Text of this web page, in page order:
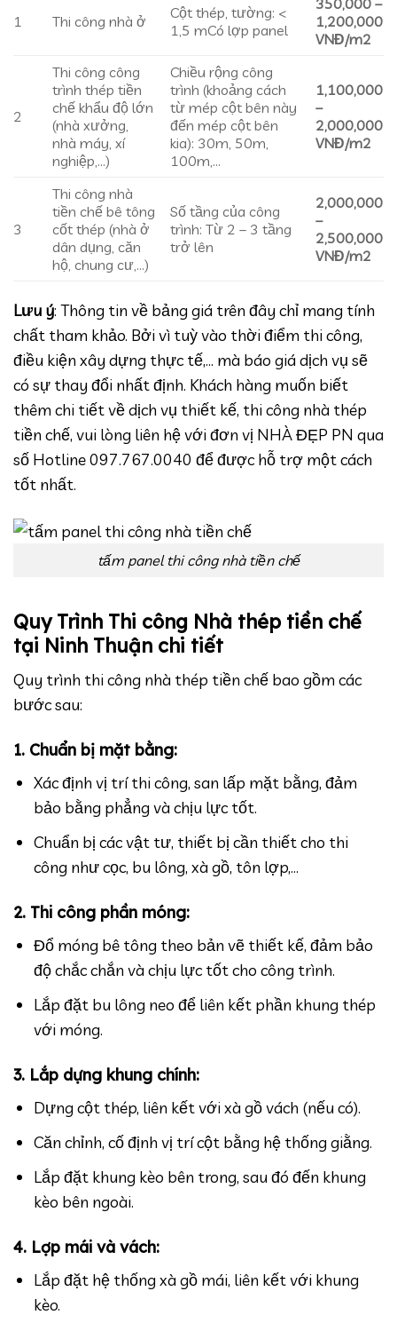
1 Thi công nhà ở
Cột thép, tường: <
1,5 mCó lợp panel
1,200,000
VNĐ/m2
2
Thi công công
trình thép tiền
chế khẩu độ lớn
(nhà xưởng,
nhà máy, xí
nghiệp,…)
Chiều rộng công
trình (khoảng cách
từ mép cột bên này
đến mép cột bên
kia): 30m, 50m,
100m,…
1,100,000
–
2,000,000
VNĐ/m2
3
Thi công nhà
tiền chế bê tông
cốt thép (nhà ở
dân dụng, căn
hộ, chung cư,…)
Số tầng của công
trình: Từ 2 – 3 tầng
trở lên
2,000,000
–
2,500,000
VNĐ/m2
Lưu ý: Thông tin về bảng giá trên đây chỉ mang tính
chất tham khảo. Bởi vì tuỳ vào thời điểm thi công,
điều kiện xây dựng thực tế,… mà báo giá dịch vụ sẽ
có sự thay đổi nhất định. Khách hàng muốn biết
thêm chi tiết về dịch vụ thiết kế, thi công nhà thép
tiền chế, vui lòng liên hệ với đơn vị NHÀ ĐẸP PN qua
số Hotline 097.767.0040 để được hỗ trợ một cách
tốt nhất.
tấm panel thi công nhà tiền chế
Quy Trình Thi công Nhà thép tiền chế
tại Ninh Thuận chi tiết
Quy trình thi công nhà thép tiền chế bao gồm các
bước sau:
1. Chuẩn bị mặt bằng:
Xác định vị trí thi công, san lấp mặt bằng, đảm
bảo bằng phẳng và chịu lực tốt.
Chuẩn bị các vật tư, thiết bị cần thiết cho thi
công như cọc, bu lông, xà gồ, tôn lợp,…
2. Thi công phần móng:
Đổ móng bê tông theo bản vẽ thiết kế, đảm bảo
độ chắc chắn và chịu lực tốt cho công trình.
Lắp đặt bu lông neo để liên kết phần khung thép
với móng.
3. Lắp dựng khung chính:
Dựng cột thép, liên kết với xà gồ vách (nếu có).
Căn chỉnh, cố định vị trí cột bằng hệ thống giằng.
Lắp đặt khung kèo bên trong, sau đó đến khung
kèo bên ngoài.
4. Lợp mái và vách:
Lắp đặt hệ thống xà gồ mái, liên kết với khung
kèo.